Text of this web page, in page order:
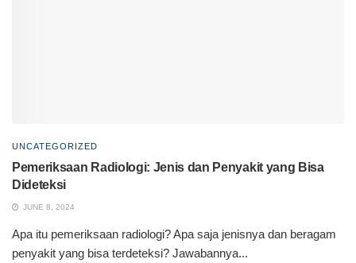
UNCATEGORIZED
Pemeriksaan Radiologi: Jenis dan Penyakit yang Bisa
Dideteksi
JUNE 8, 2024
Apa itu pemeriksaan radiologi? Apa saja jenisnya dan beragam
penyakit yang bisa terdeteksi? Jawabannya...